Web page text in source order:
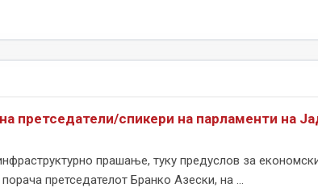
претседатели/спикери на парламенти на
прашање, туку предуслов за
претседателот Бранко Азески, на ...